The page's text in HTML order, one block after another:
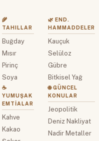
🌾
TAHILLAR
Buğday
Mısır
Pirinç
Soya
☕
YUMUŞAK
EMTIALAR
Kahve
Kakao
🌿 END.
HAMMADDELER
Kauçuk
Selüloz
Gübre
Bitkisel Yağ
🌐 GÜNCEL
KONULAR
Jeopolitik
Deniz Nakliyat
Nadir Metaller